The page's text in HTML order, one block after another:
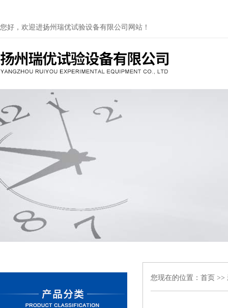
您好，欢迎进扬州瑞优试验设备有限公司网站！
您现在的位置： 首页 >>